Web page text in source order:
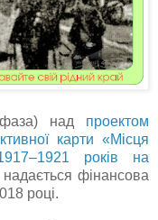
фаза) над проектом
карти «Місця
років на
надається фінансова
році.